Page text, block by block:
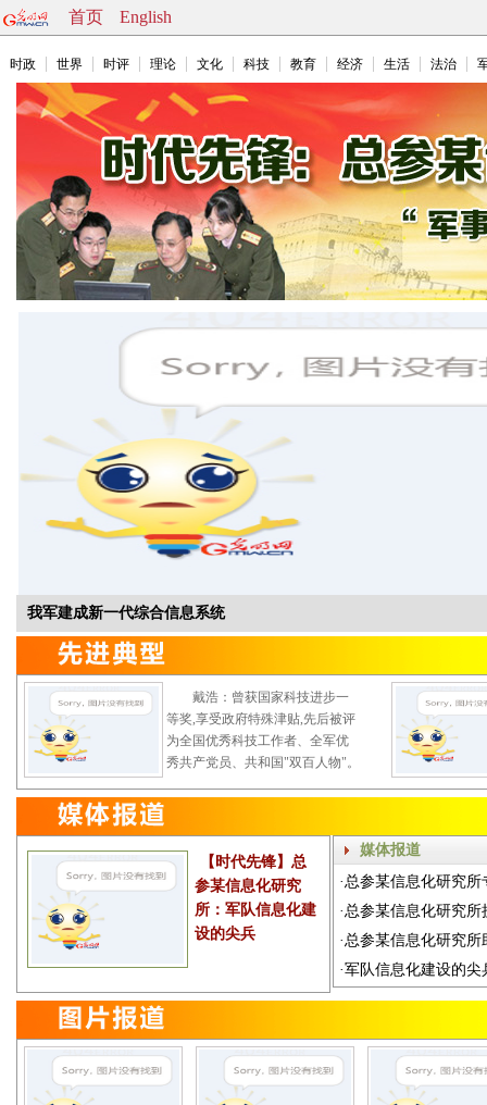
首页 English
时政 世界 时评 理论 文化 科技 教育 经济 生活 法治
我军建成新一代综合信息系统
戴浩：曾获国家科技进步一
等奖,享受政府特殊津贴,先后被评
为全国优秀科技工作者、全军优
秀共产党员、共和国"双百人物"。
【时代先锋】总
参某信息化研究
所：军队信息化建
设的尖兵
媒体报道
·总参某信息化研究所
·总参某信息化研究
·总参某信息化研究
·军队信息化建设的